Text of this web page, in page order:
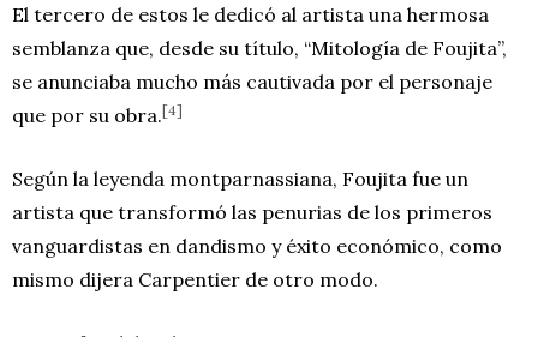
El tercero de estos le dedicó al artista una hermosa
semblanza que, desde su título, “Mitología de Foujita”,
se anunciaba mucho más cautivada por el personaje
que por su obra.[4]
Según la leyenda montparnassiana, Foujita fue un
artista que transformó las penurias de los primeros
vanguardistas en dandismo y éxito económico, como
mismo dijera Carpentier de otro modo.